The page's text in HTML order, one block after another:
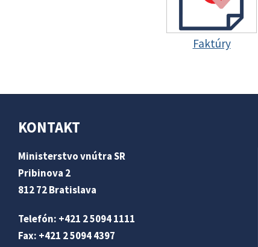
Faktúry
KONTAKT
Ministerstvo vnútra SR
Pribinova 2
812 72 Bratislava
Telefón: +421 2 5094 1111
Fax: +421 2 5094 4397